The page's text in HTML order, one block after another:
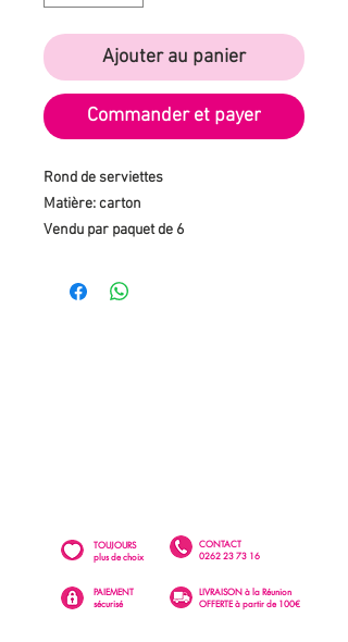
Ajouter au panier
Commander et payer
Rond de serviettes
Matière: carton
Vendu par paquet de 6
CONTACT
0262 23 73 16
TOUJOURS
plus de choix
PAIEMENT
sécurisé
LIVRAISON à la Réunion
OFFERTE à partir de 100€